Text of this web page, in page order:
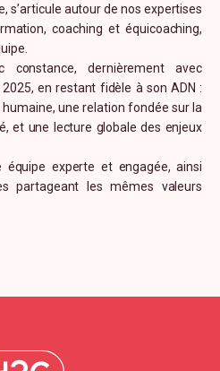
s’articule autour de nos expertises
coaching et équicoaching,
constance, dernièrement avec
en restant fidèle à son ADN :
une relation fondée sur la
et une lecture globale des enjeux
équipe experte et engagée, ainsi
partageant les mêmes valeurs